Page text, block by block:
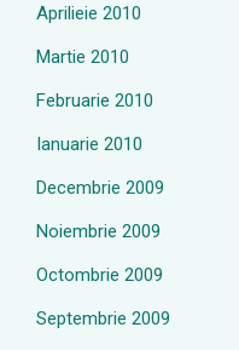
Aprilieie 2010
Martie 2010
Februarie 2010
Ianuarie 2010
Decembrie 2009
Noiembrie 2009
Octombrie 2009
Septembrie 2009